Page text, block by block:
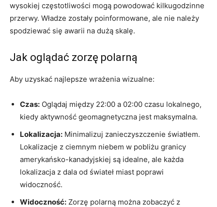
wysokiej częstotliwości mogą powodować kilkugodzinne
przerwy. Władze zostały poinformowane, ale nie należy
spodziewać się awarii na dużą skalę.
Jak oglądać zorzę polarną
Aby uzyskać najlepsze wrażenia wizualne:
Czas: Oglądaj między 22:00 a 02:00 czasu lokalnego,
kiedy aktywność geomagnetyczna jest maksymalna.
Lokalizacja: Minimalizuj zanieczyszczenie światłem.
Lokalizacje z ciemnym niebem w pobliżu granicy
amerykańsko-kanadyjskiej są idealne, ale każda
lokalizacja z dala od świateł miast poprawi
widoczność.
Widoczność: Zorzę polarną można zobaczyć z